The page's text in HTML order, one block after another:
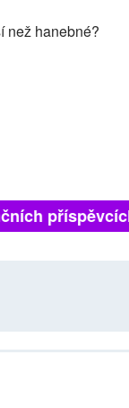
než hanebné?